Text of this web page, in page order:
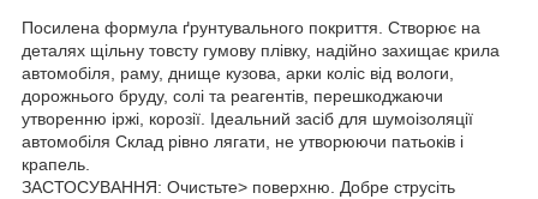
Посилена формула ґрунтувального покриття. Створює на
деталях щільну товсту гумову плівку, надійно захищає крила
автомобіля, раму, днище кузова, арки коліс від вологи,
дорожнього бруду, солі та реагентів, перешкоджаючи
утворенню іржі, корозії. Ідеальний засіб для шумоізоляції
автомобіля Склад рівно лягати, не утворюючи патьоків і
крапель.
ЗАСТОСУВАННЯ: Очистьте> поверхню. Добре струсіть